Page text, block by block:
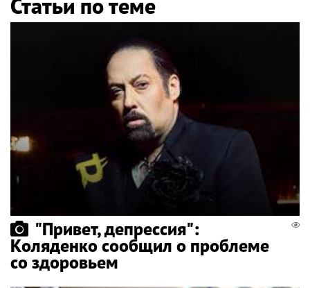
"Привет, депрессия":
Коляденко сообщил о проблеме
со здоровьем